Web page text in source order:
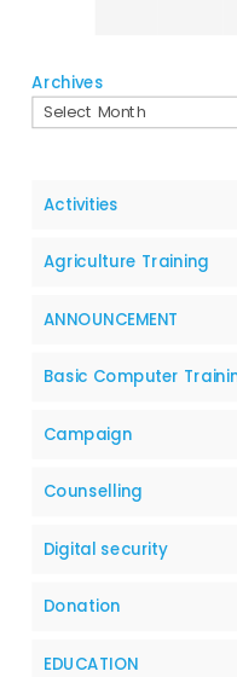
Archives
Activities
Agriculture Training
ANNOUNCEMENT
Basic Computer
Campaign
Counselling
Digital security
Donation
EDUCATION